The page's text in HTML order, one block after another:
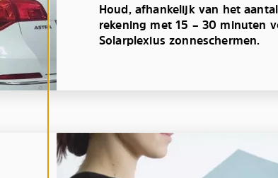
Houd, afhankelijk van het
rekening met 15 – 30 minuten
Solarplexius zonneschermen.